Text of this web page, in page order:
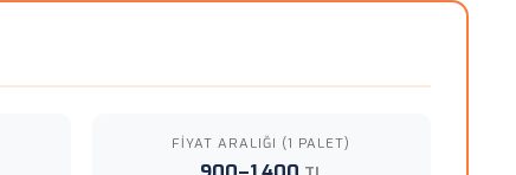
FIYAT ARALIĞI (1 PALET)